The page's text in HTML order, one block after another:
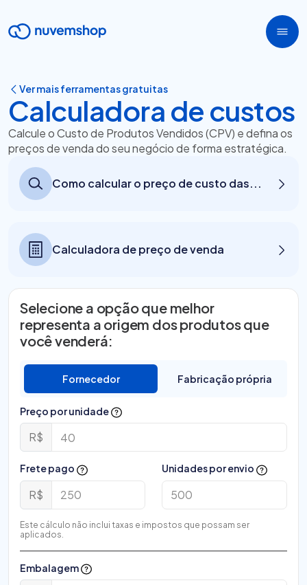
Ver mais ferramentas gratuitas
Calculadora de custos
Calcule o Custo de Produtos Vendidos (CPV) e defina os
preços de venda do seu negócio de forma estratégica.
Como calcular o preço de custo das...
Calculadora de preço de venda
Selecione a opção que melhor
representa a origem dos produtos que
você venderá:
Fornecedor Fabricação própria
Preço por unidade
R$
Frete pago
R$
Unidades por envio
Este cálculo não inclui taxas e impostos que possam ser
aplicados.
Embalagem